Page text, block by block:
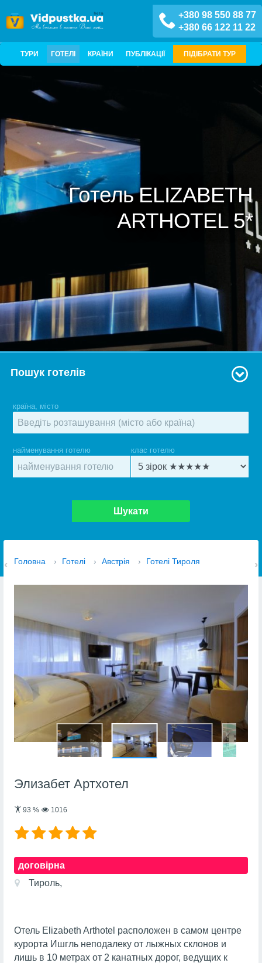
+380 98 550 88 77
+380 66 122 11 22
ТУРИ ГОТЕЛІ КРАЇНИ ПУБЛІКАЦІЇ ПІДІБРАТИ ТУР
Готель ELIZABETH
ARTHOTEL 5*
Пошук готелів
країна, місто
найменування готелю клас готелю
Шукати
Головна › Готелі › Австрія › Готелі Тироля
Элизабет Артхотел
93 % 1016
договірна
Тироль,
Отель Elizabeth Arthotel расположен в самом центре
курорта Ишгль неподалеку от лыжных склонов и
лишь в 10 метрах от 2 канатных дорог, ведущих к